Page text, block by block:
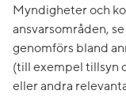
Myndigheter och
ansvarsområden,
genomförs bland
(till exempel tillsyn
eller andra